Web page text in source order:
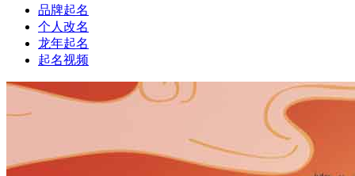
品牌起名
个人改名
龙年起名
起名视频